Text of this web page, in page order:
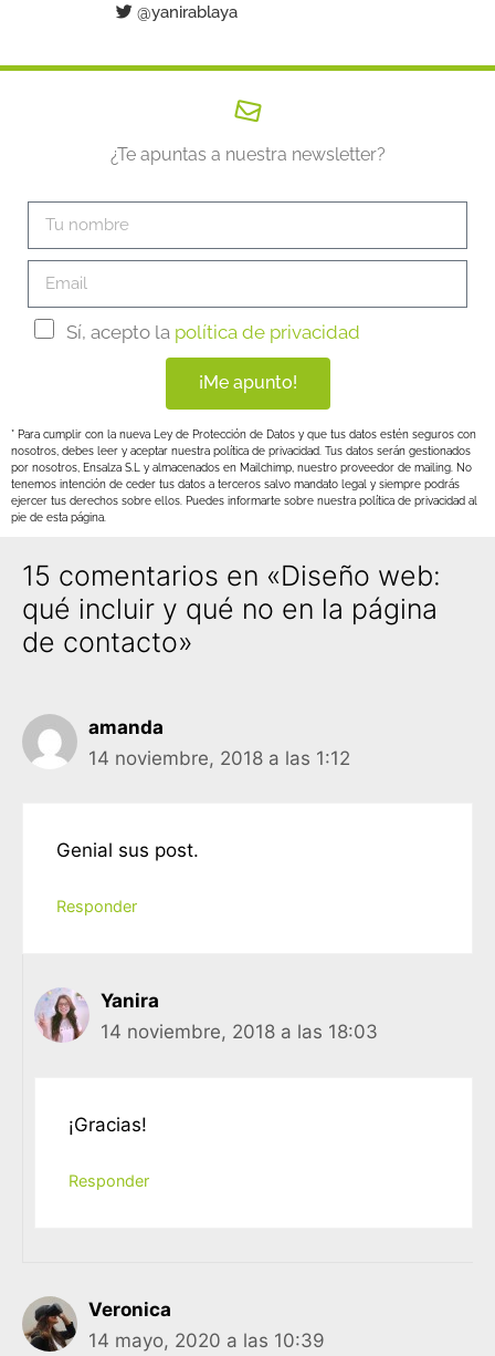
@yanirablaya
¿Te apuntas a nuestra newsletter?
Sí, acepto la política de privacidad
¡Me apunto!
* Para cumplir con la nueva Ley de Protección de Datos y que tus datos estén seguros con
nosotros, debes leer y aceptar nuestra política de privacidad. Tus datos serán gestionados
por nosotros, Ensalza S.L y almacenados en Mailchimp, nuestro proveedor de mailing. No
tenemos intención de ceder tus datos a terceros salvo mandato legal y siempre podrás
ejercer tus derechos sobre ellos. Puedes informarte sobre nuestra política de privacidad al
pie de esta página.
15 comentarios en «Diseño web:
qué incluir y qué no en la página
de contacto»
amanda
14 noviembre, 2018 a las 1:12
Genial sus post.
Responder
Yanira
14 noviembre, 2018 a las 18:03
¡Gracias!
Responder
Veronica
14 mayo, 2020 a las 10:39